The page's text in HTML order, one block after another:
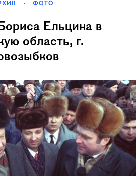
ФОТО
Ельцина в
область, г.